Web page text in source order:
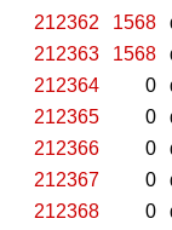
212362
1568
212363
1568
212364
0
212365
0
212366
0
212367
0
212368
0